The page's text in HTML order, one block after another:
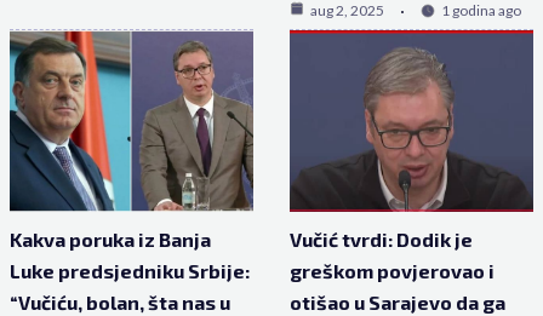
aug 2, 2025 1 godina ago
Kakva poruka iz Banja
Luke predsjedniku Srbije:
“Vučiću, bolan, šta nas u
Vučić tvrdi: Dodik je
greškom povjerovao i
otišao u Sarajevo da ga